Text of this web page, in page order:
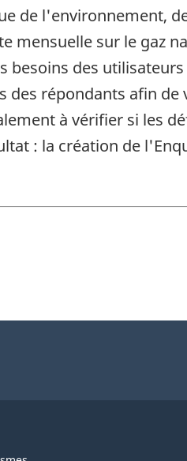
de l'environnement,
sur le gaz
des
des répondants afin
à vérifier si les
: la création de